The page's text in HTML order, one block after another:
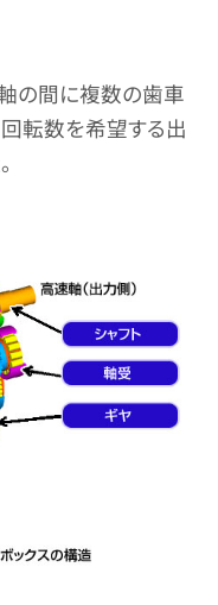
の間に複数の歯車
転数を希望する出